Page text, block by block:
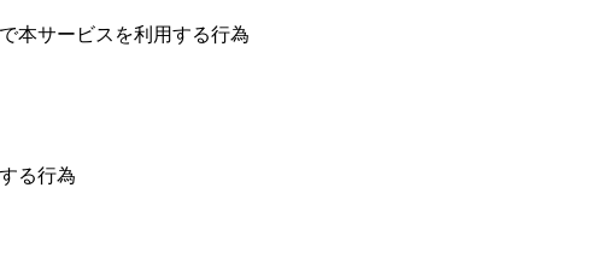
本サービスを利用する行為
る行為